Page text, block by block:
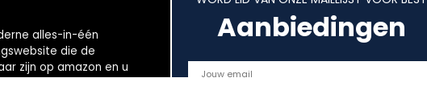
alles-in-één
die de
zijn op amazon en u
Aanbiedingen